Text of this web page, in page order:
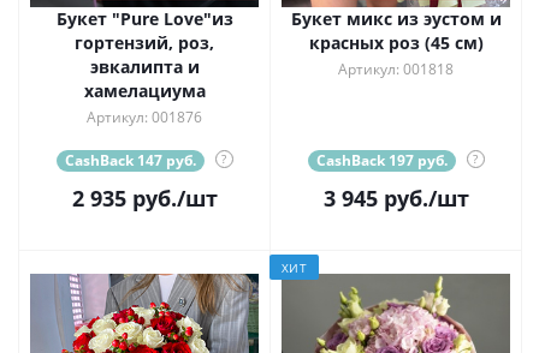
Букет "Pure Love"из
гортензий, роз,
эвкалипта и
хамелациума
Артикул: 001876
CashBack 147 руб. ?
2 935руб./шт
Букет микс из эустом и
красных роз (45 см)
Артикул: 001818
CashBack 197 руб. ?
3 945руб./шт
ХИТ